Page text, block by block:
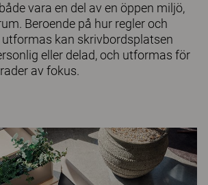
vara en del av en öppen miljö,
Beroende på hur regler och
kan skrivbordsplatsen
eller delad, och utformas för
av fokus.